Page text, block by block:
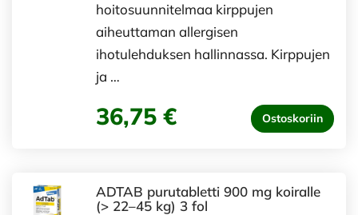
hoitosuunnitelmaa kirppujen
aiheuttaman allergisen
ihotulehduksen hallinnassa. Kirppujen
ja …
36,75 € Ostoskoriin
ADTAB purutabletti 900 mg koiralle
(> 22–45 kg) 3 fol